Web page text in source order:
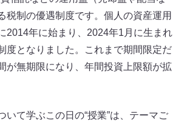
税制の優遇制度です。個人の資産運用
2014年に始まり、2024年1月に生まれ
度となりました。これまで期間限定だ
が無期限になり、年間投資上限額が拡
いて学ぶこの日の“授業”は、テーマご